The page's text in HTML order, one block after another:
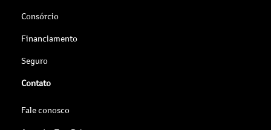
Consórcio
Financiamento
Seguro
Contato
Fale conosco